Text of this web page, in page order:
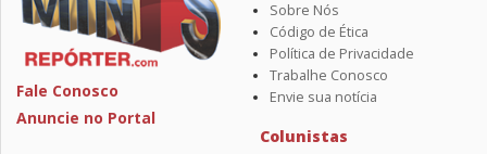
Fale Conosco
Anuncie no Portal
Sobre Nós
Código de Ética
Política de Privacidade
Trabalhe Conosco
Envie sua notícia
Colunistas